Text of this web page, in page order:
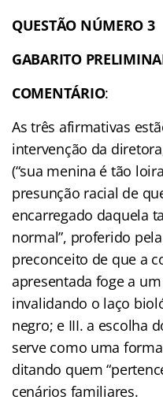
QUESTÃO NÚMERO 3
GABARITO
COMENTÁRIO:
As três afirmativas
intervenção da
(“sua menina é tão
presunção racial de
encarregado daquela
normal”, proferido
preconceito de que a
apresentada foge a
invalidando o laço
negro; e III. a escolha
serve como uma
ditando quem
cenários familiares.